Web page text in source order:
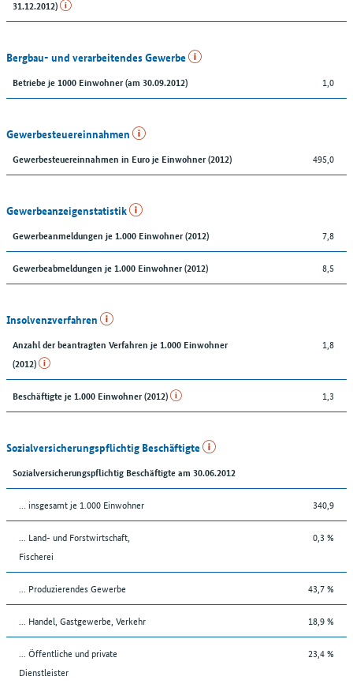
31.12.2012)
Bergbau- und verarbeitendes Gewerbe
Betriebe je 1000 Einwohner (am 30.09.2012) 1,0
Gewerbesteuereinnahmen
Gewerbesteuereinnahmen in Euro je Einwohner (2012) 495,0
Gewerbeanzeigenstatistik
Gewerbeanmeldungen je 1.000 Einwohner (2012) 7,8
Gewerbeabmeldungen je 1.000 Einwohner (2012) 8,5
Insolvenzverfahren
Anzahl der beantragten Verfahren je 1.000 Einwohner
(2012)
1,8
Beschäftigte je 1.000 Einwohner (2012) 1,3
Sozialversicherungspflichtig Beschäftigte
Sozialversicherungspflichtig Beschäftigte am 30.06.2012
… insgesamt je 1.000 Einwohner 340,9
... Land- und Forstwirtschaft,
Fischerei
0,3 %
... Produzierendes Gewerbe 43,7 %
... Handel, Gastgewerbe, Verkehr 18,9 %
... Öffentliche und private
Dienstleister
23,4 %